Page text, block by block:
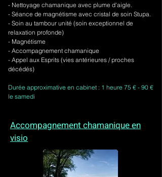
- Nettoyage chamanique avec plume d'aigle.
- Séance de magnétisme avec cristal de soin Stupa.
- Soin au tambour unité (soin exceptionnel de
relaxation profonde)
- Magnétisme
- Accompagnement chamanique
- Appel aux Esprits (vies antérieures / proches
décédés)
Durée approximative en cabinet : 1 heure 75 € - 90 €
le samedi
Accompagnement chamanique en
visio